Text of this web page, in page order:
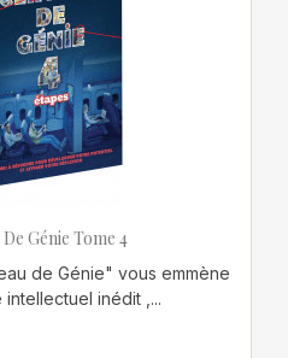
Génie Tome 4
de Génie" vous emmène
inédit ,...